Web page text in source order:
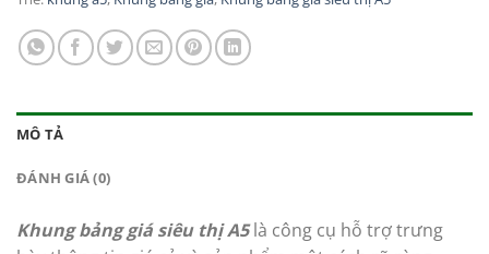
MÔ TẢ
ĐÁNH GIÁ (0)
Khung bảng giá siêu thị A5là công cụ hỗ trợ trưng